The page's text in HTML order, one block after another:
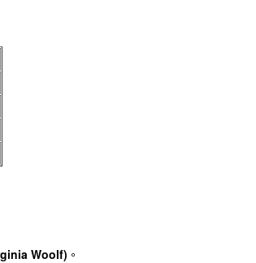
Woolf) 。